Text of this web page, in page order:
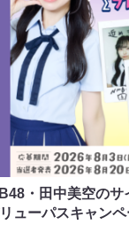
・田中美空のサ
ューパスキャン